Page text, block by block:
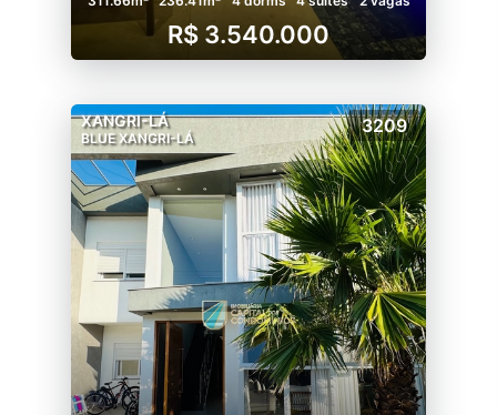
R$ 3.540.000
XANGRI-LÁ
BLUE XANGRI-LÁ
3209